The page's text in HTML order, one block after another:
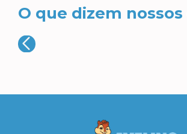
O que dizem